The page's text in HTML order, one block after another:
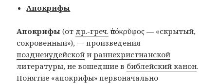
Апокрифы
Апокрифы (от др.-греч. ἀπόκρῠφος — «скрытый,
сокровенный»), — произведения
позднеиудейской ираннехристианской
литературы, не вошедшие в библейский канон.
Понятие «апокрифы» первоначально